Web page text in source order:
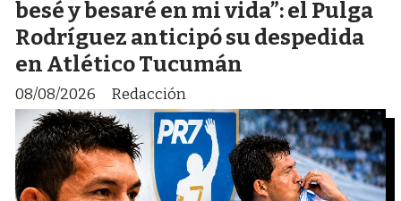
besé y besaré en mi vida”: el Pulga
Rodríguez anticipó su despedida
en Atlético Tucumán
Redacción
08/08/2026